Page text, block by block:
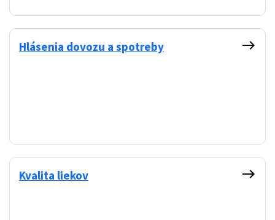
Hlásenia dovozu a spotreby east
Kvalita liekov east